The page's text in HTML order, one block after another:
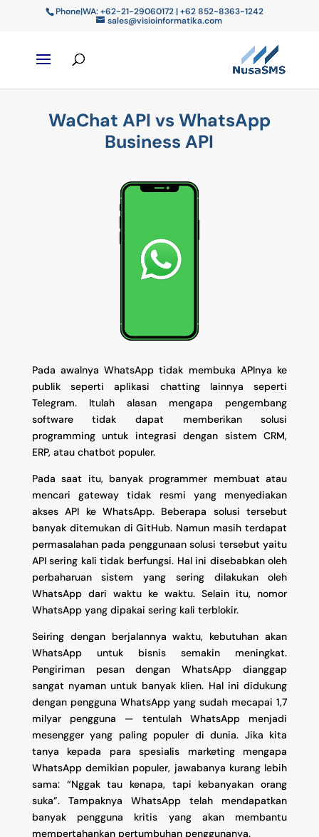
Phone|WA: +62-21-29060172 | +62 852-8363-1242
sales@visioinformatika.com
WaChat API vs WhatsApp
Business API
Pada awalnya WhatsApp tidak membuka APInya ke
publik seperti aplikasi chatting lainnya seperti
Telegram. Itulah alasan mengapa pengembang
software tidak dapat memberikan solusi
programming untuk integrasi dengan sistem CRM,
ERP, atau chatbot populer.
Pada saat itu, banyak programmer membuat atau
mencari gateway tidak resmi yang menyediakan
akses API ke WhatsApp. Beberapa solusi tersebut
banyak ditemukan di GitHub. Namun masih terdapat
permasalahan pada penggunaan solusi tersebut yaitu
API sering kali tidak berfungsi. Hal ini disebabkan oleh
perbaharuan sistem yang sering dilakukan oleh
WhatsApp dari waktu ke waktu. Selain itu, nomor
WhatsApp yang dipakai sering kali terblokir.
Seiring dengan berjalannya waktu, kebutuhan akan
WhatsApp untuk bisnis semakin meningkat.
Pengiriman pesan dengan WhatsApp dianggap
sangat nyaman untuk banyak klien. Hal ini didukung
dengan pengguna WhatsApp yang sudah mecapai 1,7
milyar pengguna — tentulah WhatsApp menjadi
mesengger yang paling populer di dunia. Jika kita
tanya kepada para spesialis marketing mengapa
WhatsApp demikian populer, jawabanya kurang lebih
sama: “Nggak tau kenapa, tapi kebanyakan orang
suka”. Tampaknya WhatsApp telah mendapatkan
banyak pengguna kritis yang akan membantu
mempertahankan pertumbuhan penggunanya.